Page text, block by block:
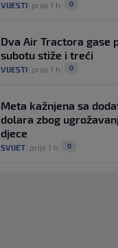
VIJESTI prije 1 h 0
Dva Air Tractora gase
subotu stiže i treći
VIJESTI prije 1 h 0
Meta kažnjena sa
dolara zbog
djece
SVIJET prije 1 h 0